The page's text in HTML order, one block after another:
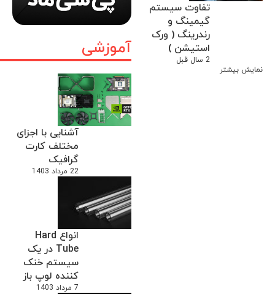
آموزشی
آشنایی با اجزای
مختلف کارت
گرافیک
22 مرداد 1403
انواع Hard
Tube در یک
سیستم خنک
کننده لوپ باز
7 مرداد 1403
تفاوت سیستم
گیمینگ و
رندرینگ ( ورک
استیشن )
2 سال قبل
نمایش بیشتر